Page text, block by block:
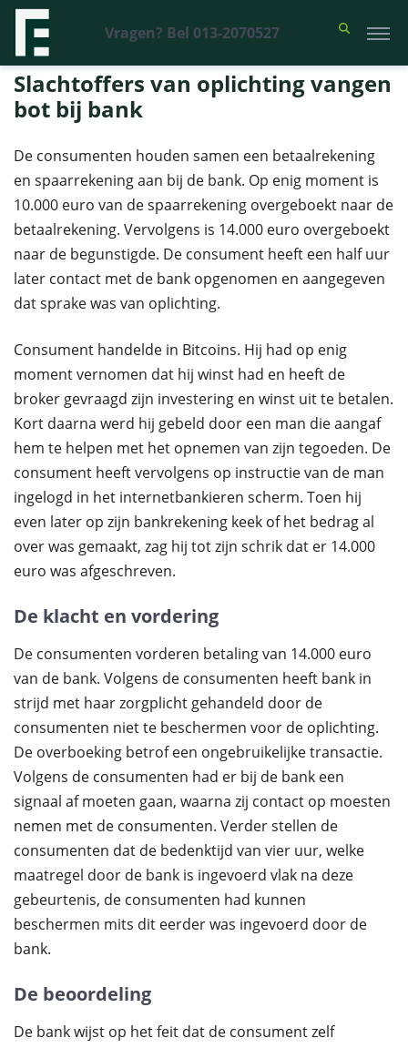
Vragen? Bel 013-2070527
Financieel Recht Advocaten >Uitspraken>Slachtoffers van oplichting
vangen bot bij bank
Slachtoffers van oplichting vangen
bot bij bank
De consumenten houden samen een betaalrekening
en spaarrekening aan bij de bank. Op enig moment is
10.000 euro van de spaarrekening overgeboekt naar de
betaalrekening. Vervolgens is 14.000 euro overgeboekt
naar de begunstigde. De consument heeft een half uur
later contact met de bank opgenomen en aangegeven
dat sprake was van oplichting.
Consument handelde in Bitcoins. Hij had op enig
moment vernomen dat hij winst had en heeft de
broker gevraagd zijn investering en winst uit te betalen.
Kort daarna werd hij gebeld door een man die aangaf
hem te helpen met het opnemen van zijn tegoeden. De
consument heeft vervolgens op instructie van de man
ingelogd in het internetbankieren scherm. Toen hij
even later op zijn bankrekening keek of het bedrag al
over was gemaakt, zag hij tot zijn schrik dat er 14.000
euro was afgeschreven.
De klacht en vordering
De consumenten vorderen betaling van 14.000 euro
van de bank. Volgens de consumenten heeft bank in
strijd met haar zorgplicht gehandeld door de
consumenten niet te beschermen voor de oplichting.
De overboeking betrof een ongebruikelijke transactie.
Volgens de consumenten had er bij de bank een
signaal af moeten gaan, waarna zij contact op moesten
nemen met de consumenten. Verder stellen de
consumenten dat de bedenktijd van vier uur, welke
maatregel door de bank is ingevoerd vlak na deze
gebeurtenis, de consumenten had kunnen
beschermen mits dit eerder was ingevoerd door de
bank.
De beoordeling
De bank wijst op het feit dat de consument zelf